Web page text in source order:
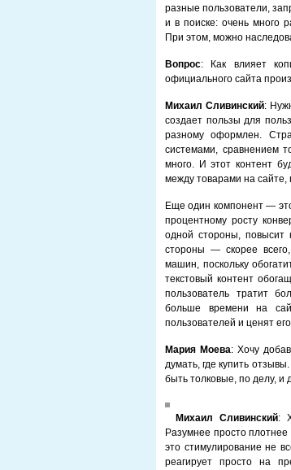
разные пользователи,
и в поиске: очень много
При этом, можно
Вопрос: Как влияет
официального сайта
Михаил Сливинский:
создает пользы для
разному оформлен.
системами, сравнением
много. И этот контент
между товарами на сайте,
Еще один компонент —
процентному росту
одной стороны, повысит
стороны — скорее
машин, поскольку
текстовый контент
пользователь тратит
больше времени на
пользователей и ценят
Мария Моева: Хочу
думать, где купить
быть толковые, по делу, и
Михаил Сливинский:
Разумнее просто
это стимулирование не
реагирует просто на